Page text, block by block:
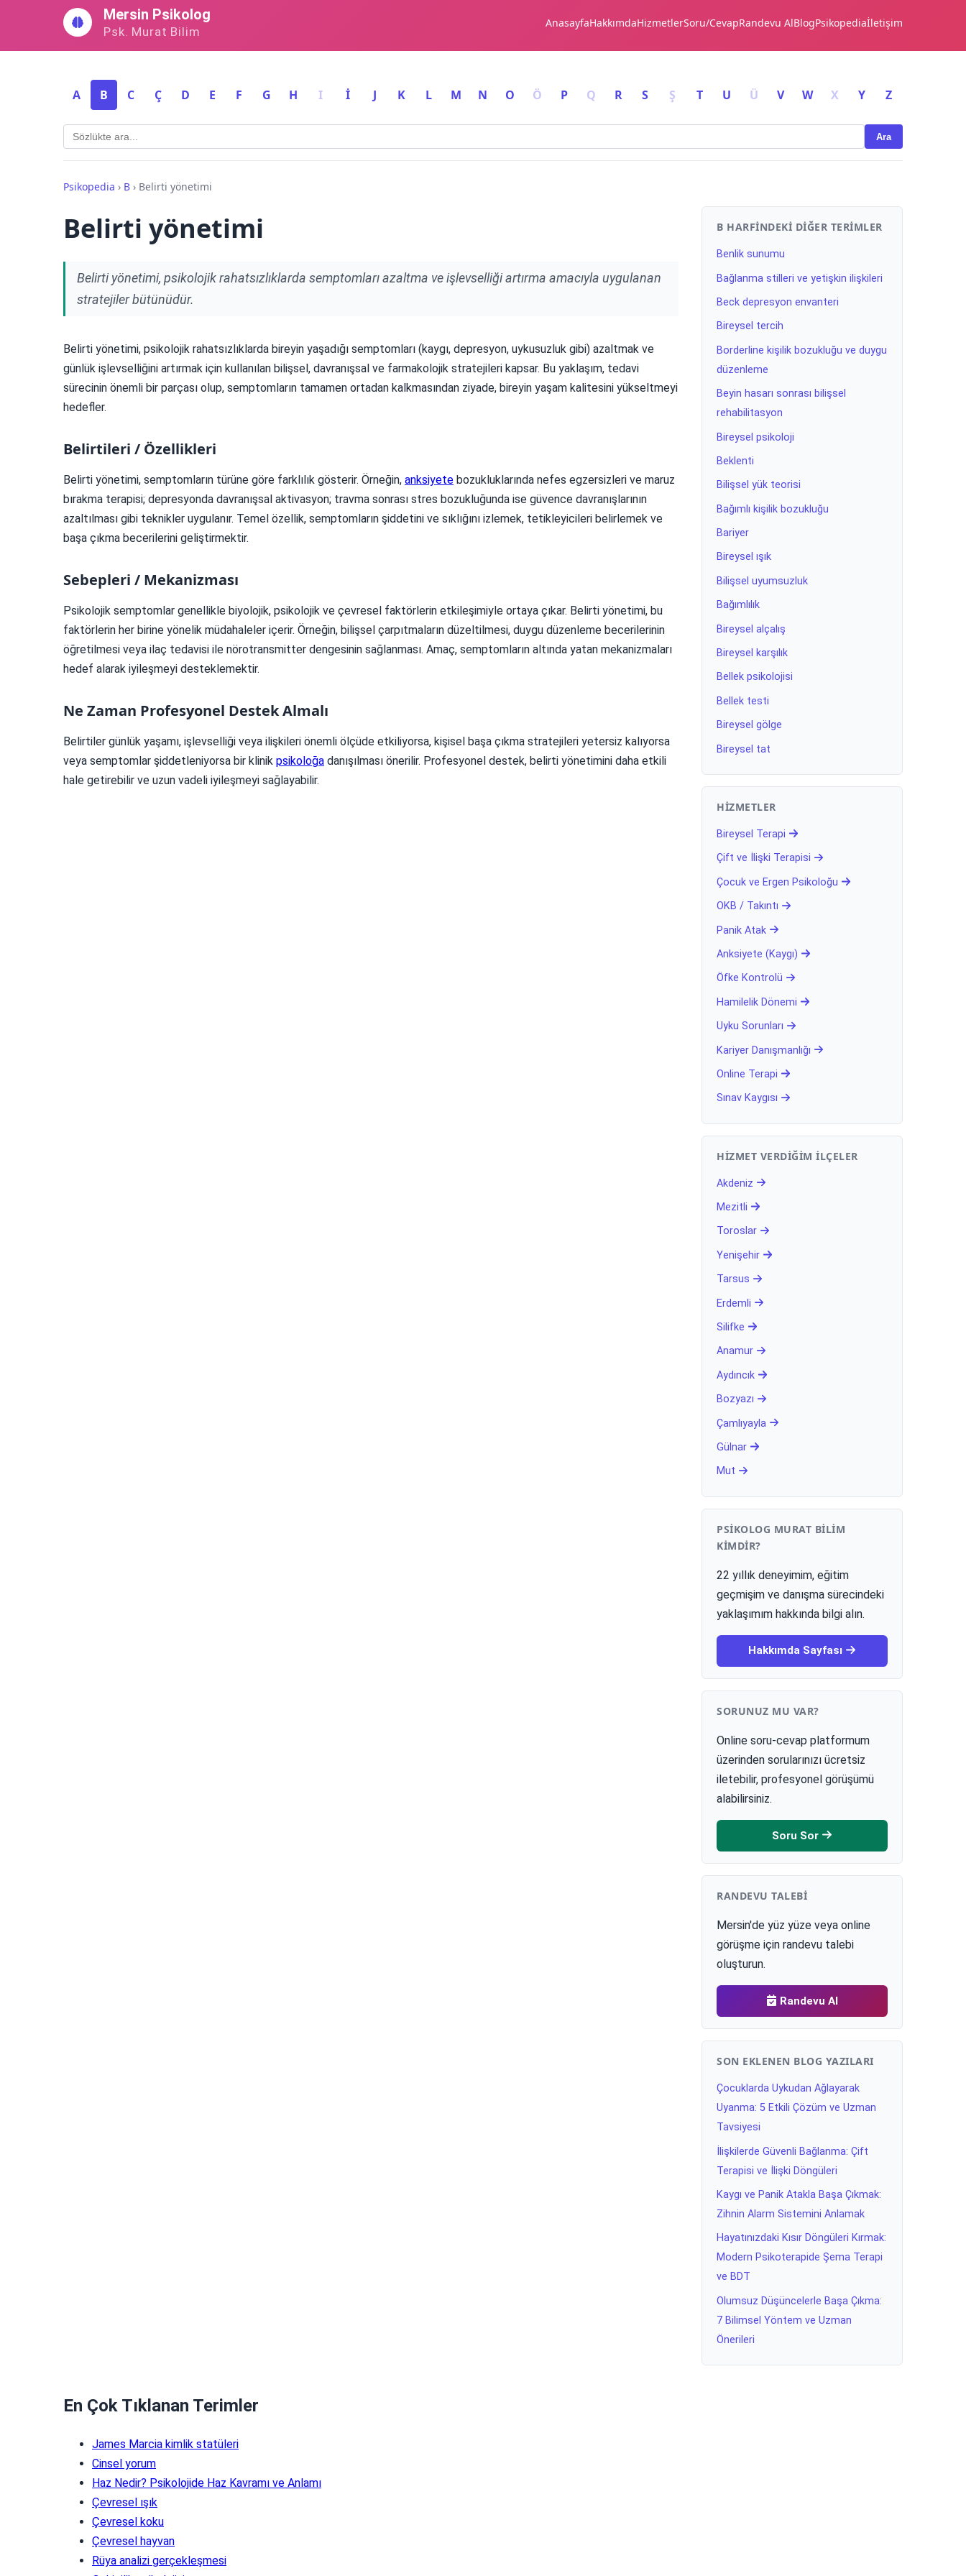
Mersin Psikolog
Psk. Murat Bilim
AnasayfaHakkımdaHizmetlerSoru/CevapRandevu AlBlogPsikopediaİletişim
A B C Ç D E F G H I İ J K L M N O Ö P Q R S Ş T U Ü V W X Y Z
Ara
Psikopedia › B › Belirti yönetimi
Belirti yönetimi
Belirti yönetimi, psikolojik rahatsızlıklarda semptomları azaltma ve işlevselliği artırma amacıyla uygulanan
stratejiler bütünüdür.
Belirti yönetimi, psikolojik rahatsızlıklarda bireyin yaşadığı semptomları (kaygı, depresyon, uykusuzluk gibi) azaltmak ve
günlük işlevselliğini artırmak için kullanılan bilişsel, davranışsal ve farmakolojik stratejileri kapsar. Bu yaklaşım, tedavi
sürecinin önemli bir parçası olup, semptomların tamamen ortadan kalkmasından ziyade, bireyin yaşam kalitesini yükseltmeyi
hedefler.
Belirtileri / Özellikleri
Belirti yönetimi, semptomların türüne göre farklılık gösterir. Örneğin, anksiyete bozukluklarında nefes egzersizleri ve maruz
bırakma terapisi; depresyonda davranışsal aktivasyon; travma sonrası stres bozukluğunda ise güvence davranışlarının
azaltılması gibi teknikler uygulanır. Temel özellik, semptomların şiddetini ve sıklığını izlemek, tetikleyicileri belirlemek ve
başa çıkma becerilerini geliştirmektir.
Sebepleri / Mekanizması
Psikolojik semptomlar genellikle biyolojik, psikolojik ve çevresel faktörlerin etkileşimiyle ortaya çıkar. Belirti yönetimi, bu
faktörlerin her birine yönelik müdahaleler içerir. Örneğin, bilişsel çarpıtmaların düzeltilmesi, duygu düzenleme becerilerinin
öğretilmesi veya ilaç tedavisi ile nörotransmitter dengesinin sağlanması. Amaç, semptomların altında yatan mekanizmaları
hedef alarak iyileşmeyi desteklemektir.
Ne Zaman Profesyonel Destek Almalı
Belirtiler günlük yaşamı, işlevselliği veya ilişkileri önemli ölçüde etkiliyorsa, kişisel başa çıkma stratejileri yetersiz kalıyorsa
veya semptomlar şiddetleniyorsa bir klinik psikoloğa danışılması önerilir. Profesyonel destek, belirti yönetimini daha etkili
hale getirebilir ve uzun vadeli iyileşmeyi sağlayabilir.
B HARFINDEKI DIĞER TERIMLER
Benlik sunumu
Bağlanma stilleri ve yetişkin ilişkileri
Beck depresyon envanteri
Bireysel tercih
Borderline kişilik bozukluğu ve duygu
düzenleme
Beyin hasarı sonrası bilişsel
rehabilitasyon
Bireysel psikoloji
Beklenti
Bilişsel yük teorisi
Bağımlı kişilik bozukluğu
Bariyer
Bireysel ışık
Bilişsel uyumsuzluk
Bağımlılık
Bireysel alçalış
Bireysel karşılık
Bellek psikolojisi
Bellek testi
Bireysel gölge
Bireysel tat
HIZMETLER
Bireysel Terapi
Çift ve İlişki Terapisi
Çocuk ve Ergen Psikoloğu
OKB / Takıntı
Panik Atak
Anksiyete (Kaygı)
Öfke Kontrolü
Hamilelik Dönemi
Uyku Sorunları
Kariyer Danışmanlığı
Online Terapi
Sınav Kaygısı
HIZMET VERDIĞIM İLÇELER
Akdeniz
Mezitli
Toroslar
Yenişehir
Tarsus
Erdemli
Silifke
Anamur
Aydıncık
Bozyazı
Çamlıyayla
Gülnar
Mut
PSIKOLOG MURAT BILIM
KIMDIR?
22 yıllık deneyimim, eğitim
geçmişim ve danışma sürecindeki
yaklaşımım hakkında bilgi alın.
Hakkımda Sayfası
SORUNUZ MU VAR?
Online soru-cevap platformum
üzerinden sorularınızı ücretsiz
iletebilir, profesyonel görüşümü
alabilirsiniz.
Soru Sor
RANDEVU TALEBI
Mersin'de yüz yüze veya online
görüşme için randevu talebi
oluşturun.
Randevu Al
SON EKLENEN BLOG YAZILARI
Çocuklarda Uykudan Ağlayarak
Uyanma: 5 Etkili Çözüm ve Uzman
Tavsiyesi
İlişkilerde Güvenli Bağlanma: Çift
Terapisi ve İlişki Döngüleri
Kaygı ve Panik Atakla Başa Çıkmak:
Zihnin Alarm Sistemini Anlamak
Hayatınızdaki Kısır Döngüleri Kırmak:
Modern Psikoterapide Şema Terapi
ve BDT
Olumsuz Düşüncelerle Başa Çıkma:
7 Bilimsel Yöntem ve Uzman
Önerileri
En Çok Tıklanan Terimler
James Marcia kimlik statüleri
Cinsel yorum
Haz Nedir? Psikolojide Haz Kavramı ve Anlamı
Çevresel ışık
Çevresel koku
Çevresel hayvan
Rüya analizi gerçekleşmesi